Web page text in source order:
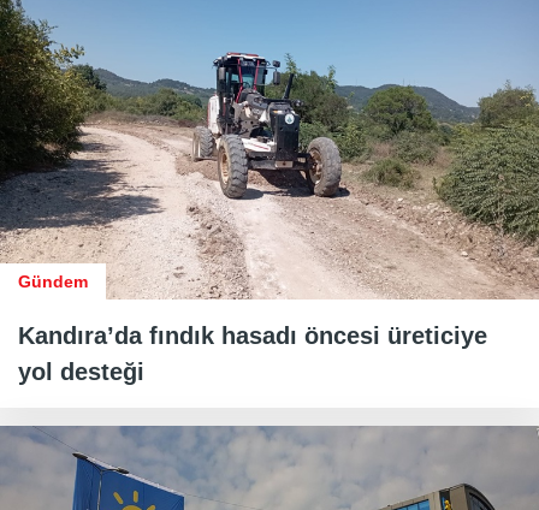
Gündem
Kandıra’da fındık hasadı öncesi üreticiye
yol desteği